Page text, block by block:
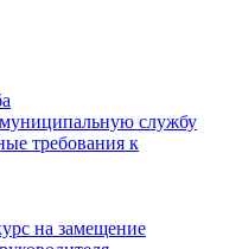
службу
требования к
на замещение